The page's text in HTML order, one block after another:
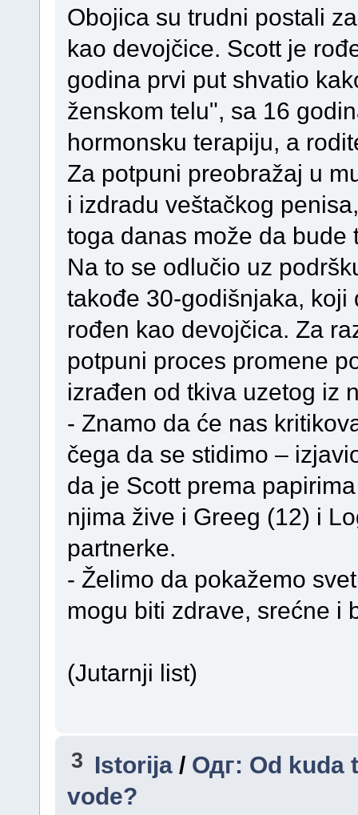
Obojica su trudni postali
kao devojčice. Scott je
godina prvi put shvatio
ženskom telu", sa 16
hormonsku terapiju, a
Za potpuni preobražaj u
i izdradu veštačkog
toga danas može da bude
Na to se odlučio uz
takođe 30-godišnjaka,
rođen kao devojčica. Za
potpuni proces promene
izrađen od tkiva uzetog iz
- Znamo da će nas
čega da se stidimo –
da je Scott prema
njima žive i Greeg (12) i
partnerke.
- Želimo da pokažemo
mogu biti zdrave, srećne i
(Jutarnji list)
3 Istorija / Одг: Od kuda
vode?